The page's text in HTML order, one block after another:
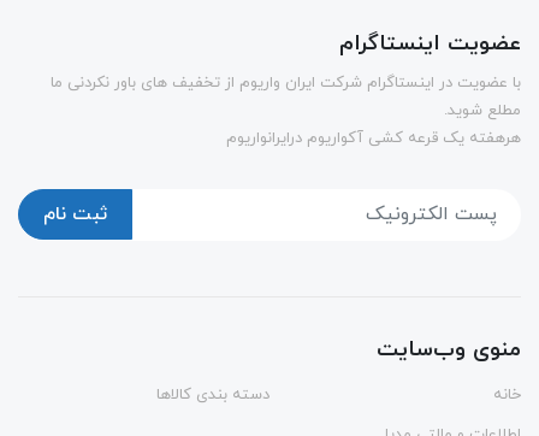
عضویت اینستاگرام
با عضویت در اینستاگرام شرکت ایران واریوم از تخفیف های باور نکردنی ما
مطلع شوید.
هرهفته یک قرعه کشی آکواریوم درایرانواریوم
ثبت نام
منوی وب‌سایت
خانه
دسته بندی کالاها